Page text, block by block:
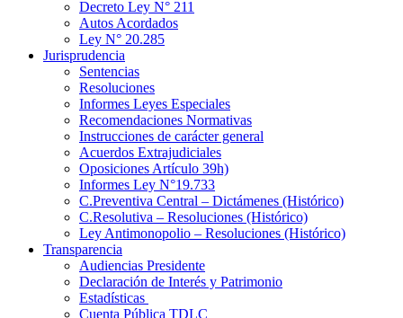
Decreto Ley N° 211
Autos Acordados
Ley N° 20.285
Jurisprudencia
Sentencias
Resoluciones
Informes Leyes Especiales
Recomendaciones Normativas
Instrucciones de carácter general
Acuerdos Extrajudiciales
Oposiciones Artículo 39h)
Informes Ley N°19.733
C.Preventiva Central – Dictámenes (Histórico)
C.Resolutiva – Resoluciones (Histórico)
Ley Antimonopolio – Resoluciones (Histórico)
Transparencia
Audiencias Presidente
Declaración de Interés y Patrimonio
Estadísticas
Cuenta Pública TDLC